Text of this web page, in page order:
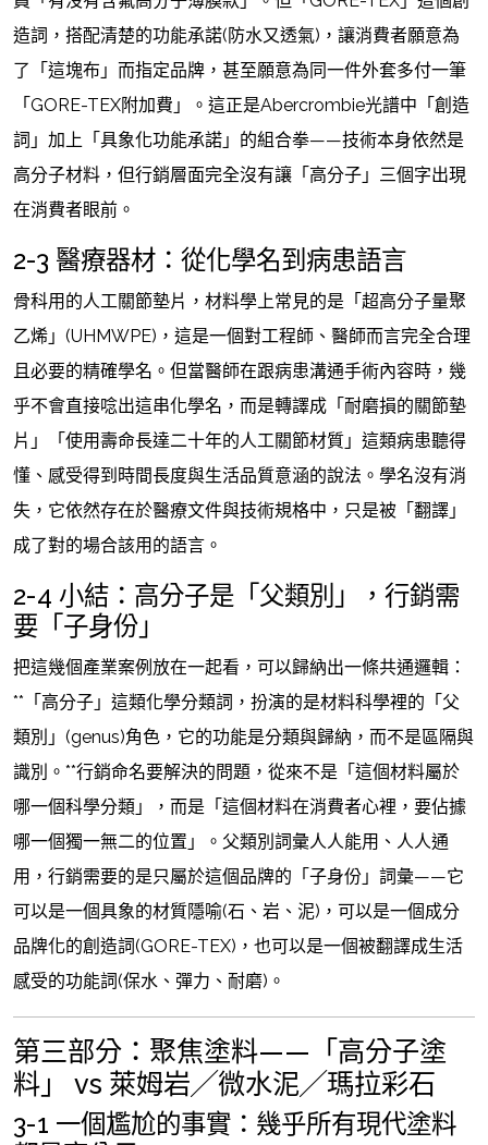
造詞，搭配清楚的功能承諾(防水又透氣)，讓消費者願意為
了「這塊布」而指定品牌，甚至願意為同一件外套多付一筆
「GORE-TEX附加費」。這正是Abercrombie光譜中「創造
詞」加上「具象化功能承諾」的組合拳——技術本身依然是
高分子材料，但行銷層面完全沒有讓「高分子」三個字出現
在消費者眼前。
2-3 醫療器材：從化學名到病患語言
骨科用的人工關節墊片，材料學上常見的是「超高分子量聚
乙烯」(UHMWPE)，這是一個對工程師、醫師而言完全合理
且必要的精確學名。但當醫師在跟病患溝通手術內容時，幾
乎不會直接唸出這串化學名，而是轉譯成「耐磨損的關節墊
片」「使用壽命長達二十年的人工關節材質」這類病患聽得
懂、感受得到時間長度與生活品質意涵的說法。學名沒有消
失，它依然存在於醫療文件與技術規格中，只是被「翻譯」
成了對的場合該用的語言。
2-4 小結：高分子是「父類別」，行銷需
要「子身份」
把這幾個產業案例放在一起看，可以歸納出一條共通邏輯：
**「高分子」這類化學分類詞，扮演的是材料科學裡的「父
類別」(genus)角色，它的功能是分類與歸納，而不是區隔與
識別。**行銷命名要解決的問題，從來不是「這個材料屬於
哪一個科學分類」，而是「這個材料在消費者心裡，要佔據
哪一個獨一無二的位置」。父類別詞彙人人能用、人人通
用，行銷需要的是只屬於這個品牌的「子身份」詞彙——它
可以是一個具象的材質隱喻(石、岩、泥)，可以是一個成分
品牌化的創造詞(GORE-TEX)，也可以是一個被翻譯成生活
感受的功能詞(保水、彈力、耐磨)。
第三部分：聚焦塗料——「高分子塗
料」 vs 萊姆岩╱微水泥╱瑪拉彩石
3-1 一個尷尬的事實：幾乎所有現代塗料